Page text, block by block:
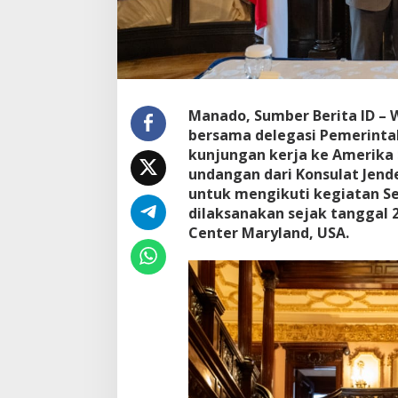
v
e
s
t
a
i
,
W
a
l
i
k
o
t
A
n
g
o
u
w
D
i
Manado, Sumber Berita ID
bersama delegasi
kunjungan kerja ke
undangan dari Konsulat
untuk mengikuti kegiatan
dilaksanakan sejak tanggal
Center Maryland, USA.